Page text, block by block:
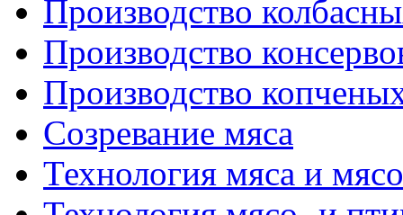
Производство
Производство
Производство
Созревание мяса
Технология мяса и